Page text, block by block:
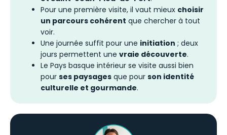
Pour une première visite, il vaut mieux choisir
un parcours cohérent que chercher à tout
voir.
Une journée suffit pour une initiation ; deux
jours permettent une vraie découverte.
Le Pays basque intérieur se visite aussi bien
pour ses paysages que pour son identité
culturelle et gourmande.